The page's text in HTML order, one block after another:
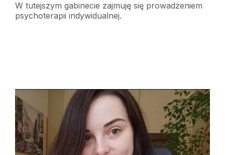
W tutejszym gabinecie zajmuję się prowadzeniem
psychoterapii indywidualnej.